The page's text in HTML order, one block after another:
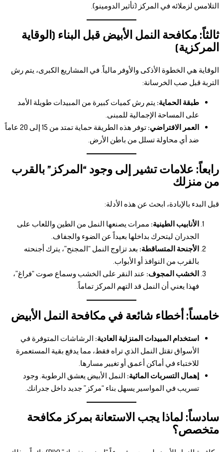
التلامس لزملائه في المركز (تأثير الدومينو).
ثالثاً: مكافحة النمل الأبيض قبل البناء (الوقاية
المركزية)
الوقاية هي الخطوة الأذكى والأوفر مالياً. في المشاريع الكبرى، يتم رش
التربة قبل صب الخرسانة:
طبقة الحماية:يتم رش كميات كبيرة من المبيدات طويلة الأمد
على المساحة الإجمالية للمبنى.
العمر الافتراضي:
توفر هذه الطريقة حماية تمتد من 15 إلى 20 عاماً
ضد أي محاولة تسلل من باطن الأرض.
رابعاً: علامات تشير إلى وجود “المركز” بالقرب
من منزلك
قبل البدء بالإبادة، ابحث عن هذه الأدلة:
الأنابيب الطينية:ممرات يصنعها النمل من الطين واللعاب على
الجدران ليتحرك بداخلها بعيداً عن الضوء والجفاف.
الأجنحة المتساقطة:بعد تزاوج النمل “المجنح”، يترك أجنحته
بالقرب من النوافذ أو الأبواب.
الخشب المجوف:عند النقر على الخشب وسماع صوت “فراغ”،
فهذا يعني أن النمل قد التهم المركز تماماً.
خامساً: أخطاء شائعة في مكافحة النمل الأبيض
استخدام المبيدات المنزلية العادية:الرشاشات المتوفرة في
الأسواق تقتل النمل الذي تراه فقط، مما يدفع بقية المستعمرة
للاختباء في أماكن أعمق أو تغيير مسارها.
إهمال التسربات المائية:النمل الأبيض يعشق الرطوبة. وجود
تسريب في المواسير يسهل بناء “مركز” جديد داخل جدرانك.
سادساً: لماذا يجب الاستعانة بمركز مكافحة
متخصص؟